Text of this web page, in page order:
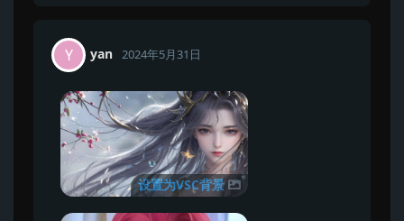
Y yan 2024年5月31日
设置为VSC背景